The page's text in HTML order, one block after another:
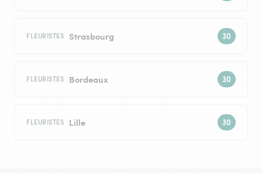
FLEURISTES Strasbourg
FLEURISTES Bordeaux
FLEURISTES Lille